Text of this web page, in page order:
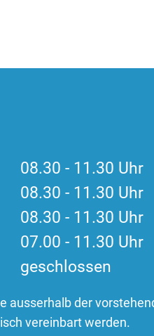
08.30 - 11.30
08.30 - 11.30
08.30 - 11.30
07.00 - 11.30
geschlossen
ausserhalb der
vereinbart werden.